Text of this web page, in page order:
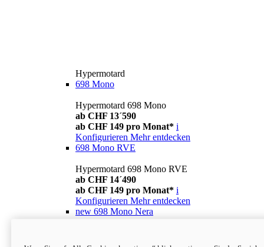
Hypermotard
698 Mono
Hypermotard 698 Mono
ab CHF 13´590
ab CHF 149 pro Monat* i
Konfigurieren Mehr entdecken
698 Mono RVE
Hypermotard 698 Mono RVE
ab CHF 14´490
ab CHF 149 pro Monat* i
Konfigurieren Mehr entdecken
new 698 Mono Nera
ab CHF 13´990